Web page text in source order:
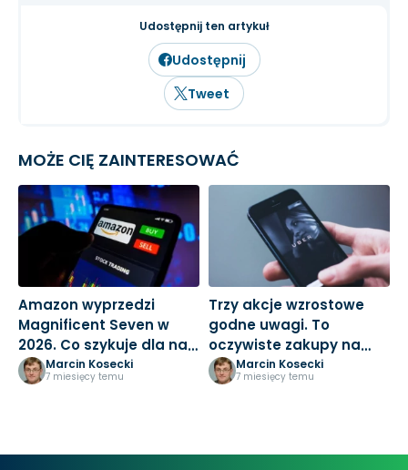
inwestowanie długoterminowe.
Udostępnij ten artykuł
Udostępnij
Tweet
MOŻE CIĘ ZAINTERESOWAĆ
Amazon wyprzedzi
Magnificent Seven w
2026. Co szykuje dla nas
Jeff Bezos?
Marcin Kosecki
7 miesięcy temu
Trzy akcje wzrostowe
godne uwagi. To
oczywiste zakupy na
nowy rok
Marcin Kosecki
7 miesięcy temu